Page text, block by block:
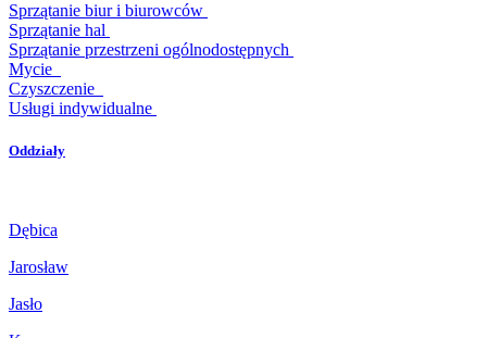
Sprzątanie biur i biurowców
Sprzątanie hal
Sprzątanie przestrzeni ogólnodostępnych
Mycie
Czyszczenie
Usługi indywidualne
Oddziały
Dębica
Jarosław
Jasło